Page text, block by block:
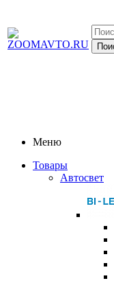
Меню
Товары
Автосвет